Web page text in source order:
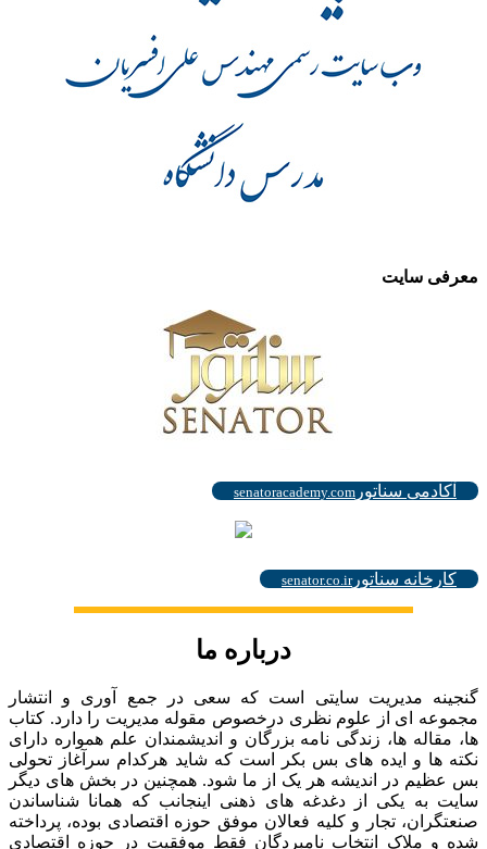
معرفی سایت
آکادمی سناتور senatoracademy.com
کارخانه سناتورsenator.co.ir
درباره ما
گنجینه مدیریت سایتی است که سعی در جمع آوری و انتشار
مجموعه ای از علوم نظری درخصوص مقوله مدیریت را دارد. کتاب
ها، مقاله ها، زندگی نامه بزرگان و اندیشمندان علم همواره دارای
نکته ها و ایده های بس بکر است که شاید هرکدام سرآغاز تحولی
بس عظیم در اندیشه هر یک از ما شود. همچنین در بخش های دیگر
سایت به یکی از دغدغه های ذهنی اینجانب که همانا شناساندن
صنعتگران، تجار و کلیه فعالان موفق حوزه اقتصادی بوده، پرداخته
شده و ملاک انتخاب نامبردگان فقط موفقیت در حوزه اقتصادی